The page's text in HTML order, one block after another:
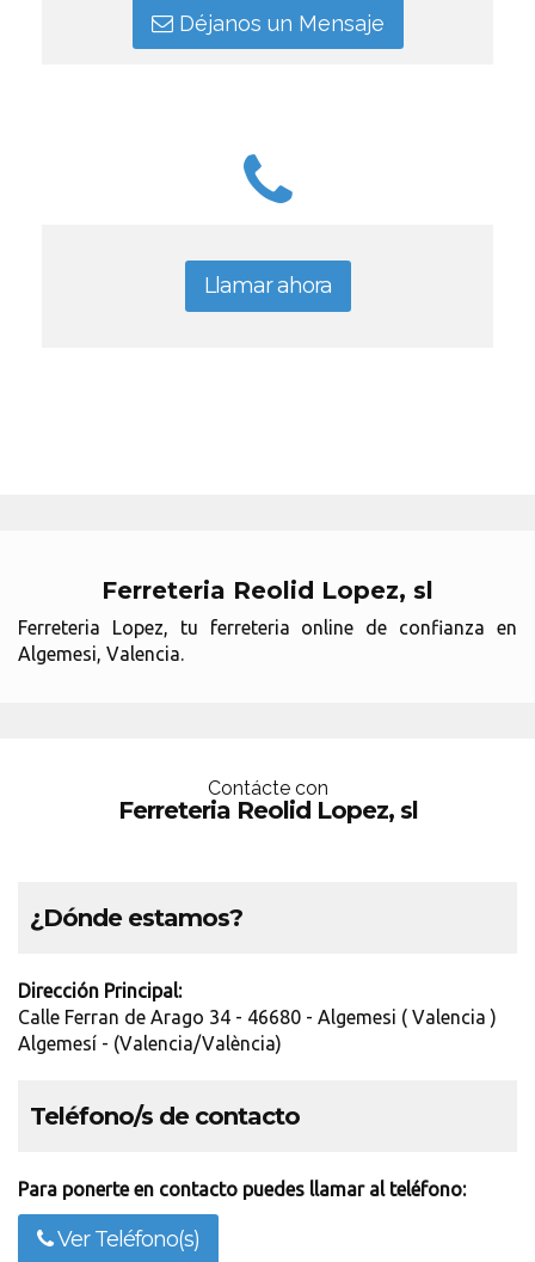
Déjanos un Mensaje
Llamar ahora
Ferreteria Reolid Lopez, sl
Ferreteria Lopez, tu ferreteria online de confianza en
Algemesi, Valencia.
Contácte con
Ferreteria Reolid Lopez, sl
¿Dónde estamos?
Dirección Principal:
Calle Ferran de Arago 34 - 46680 - Algemesi ( Valencia )
Algemesí - (Valencia/València)
Teléfono/s de contacto
Para ponerte en contacto puedes llamar al teléfono:
Ver Teléfono(s)